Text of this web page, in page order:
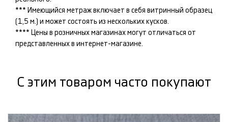
*** Имеющийся метраж включает в себя витринный образец
(1,5 м.) и может состоять из нескольких кусков.
**** Цены в розничных магазинах могут отличаться от
представленных в интернет-магазине.
С этим товаром часто покупают